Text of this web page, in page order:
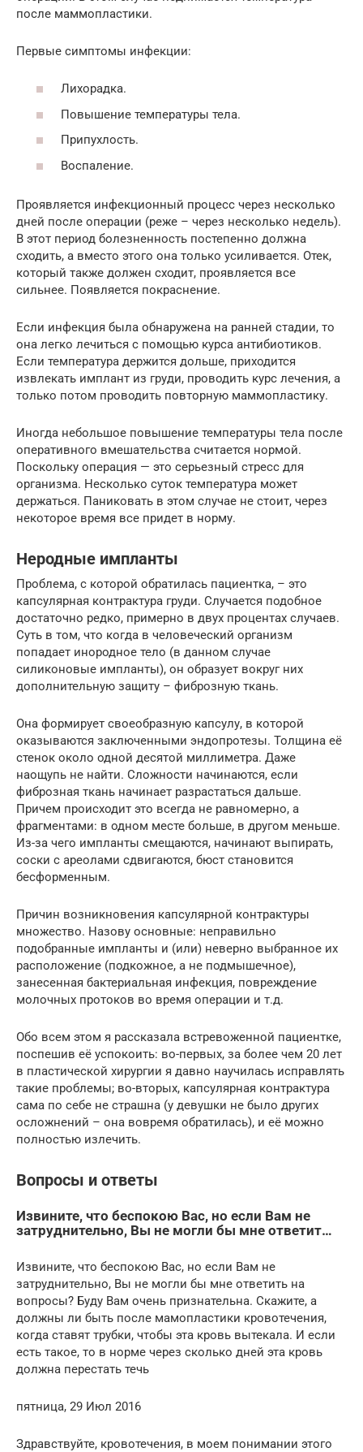
после маммопластики.
Первые симптомы инфекции:
Лихорадка.
Повышение температуры тела.
Припухлость.
Воспаление.
Проявляется инфекционный процесс через несколько
дней после операции (реже – через несколько недель).
В этот период болезненность постепенно должна
сходить, а вместо этого она только усиливается. Отек,
который также должен сходит, проявляется все
сильнее. Появляется покраснение.
Если инфекция была обнаружена на ранней стадии, то
она легко лечиться с помощью курса антибиотиков.
Если температура держится дольше, приходится
извлекать имплант из груди, проводить курс лечения, а
только потом проводить повторную маммопластику.
Иногда небольшое повышение температуры тела после
оперативного вмешательства считается нормой.
Поскольку операция — это серьезный стресс для
организма. Несколько суток температура может
держаться. Паниковать в этом случае не стоит, через
некоторое время все придет в норму.
Неродные импланты
Проблема, с которой обратилась пациентка, – это
капсулярная контрактура груди. Случается подобное
достаточно редко, примерно в двух процентах случаев.
Суть в том, что когда в человеческий организм
попадает инородное тело (в данном случае
силиконовые импланты), он образует вокруг них
дополнительную защиту – фиброзную ткань.
Она формирует своеобразную капсулу, в которой
оказываются заключенными эндопротезы. Толщина её
стенок около одной десятой миллиметра. Даже
наощупь не найти. Сложности начинаются, если
фиброзная ткань начинает разрастаться дальше.
Причем происходит это всегда не равномерно, а
фрагментами: в одном месте больше, в другом меньше.
Из-за чего импланты смещаются, начинают выпирать,
соски с ареолами сдвигаются, бюст становится
бесформенным.
Причин возникновения капсулярной контрактуры
множество. Назову основные: неправильно
подобранные импланты и (или) неверно выбранное их
расположение (подкожное, а не подмышечное),
занесенная бактериальная инфекция, повреждение
молочных протоков во время операции и т.д.
Обо всем этом я рассказала встревоженной пациентке,
поспешив её успокоить: во-первых, за более чем 20 лет
в пластической хирургии я давно научилась исправлять
такие проблемы; во-вторых, капсулярная контрактура
сама по себе не страшна (у девушки не было других
осложнений – она вовремя обратилась), и её можно
полностью излечить.
Вопросы и ответы
Извините, что беспокою Вас, но если Вам не
затруднительно, Вы не могли бы мне ответит…
Извините, что беспокою Вас, но если Вам не
затруднительно, Вы не могли бы мне ответить на
вопросы? Буду Вам очень признательна. Скажите, а
должны ли быть после мамопластики кровотечения,
когда ставят трубки, чтобы эта кровь вытекала. И если
есть такое, то в норме через сколько дней эта кровь
должна перестать течь
пятница, 29 Июл 2016
Здравствуйте, кровотечения, в моем понимании этого